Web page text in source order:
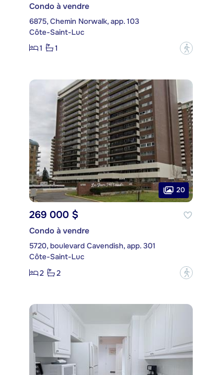
Condo à vendre
6875, Chemin Norwalk, app. 103
Côte-Saint-Luc
1
1 ?
20
269 000 $
Condo à vendre
5720, boulevard Cavendish, app. 301
Côte-Saint-Luc
2
2 ?